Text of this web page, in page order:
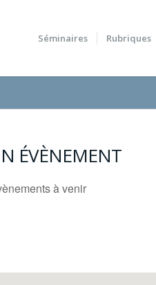
Séminaires Rubriques
ÉVÈNEMENT
à venir